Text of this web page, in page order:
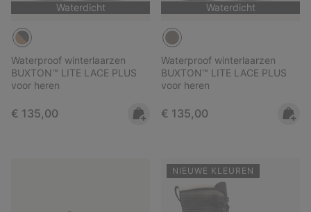
Waterdicht
Waterproof winterlaarzen
BUXTON™ LITE LACE PLUS
voor heren
Regular price:
€ 135,00
Waterdicht
Waterproof winterlaarzen
BUXTON™ LITE LACE PLUS
voor heren
Regular price:
€ 135,00
NIEUWE KLEUREN